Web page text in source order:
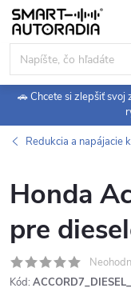
Prejsť
obsah
🚗 Chcete si zlepšiť
Redukcia a napájacie
Honda
pre
Kód: